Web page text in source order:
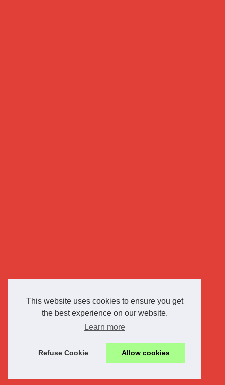
This website uses cookies to ensure you get
the best experience on our website.
Learn more
Refuse Cookie Allow cookies